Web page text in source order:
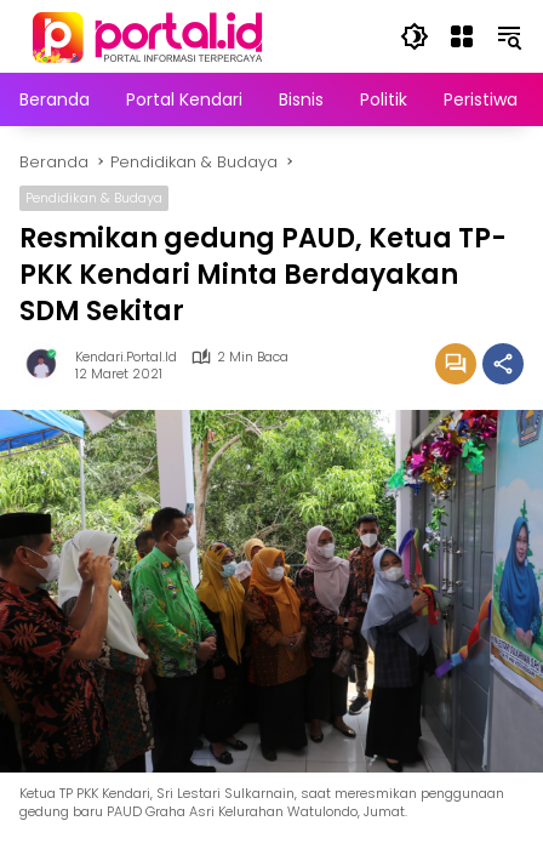
Langsung
konten
Beranda
Portal Kendari Bisnis Politik Peristiwa
Beranda Pendidikan & Budaya
Pendidikan & Budaya
Resmikan gedung PAUD, Ketua TP-
PKK Kendari Minta Berdayakan
SDM Sekitar
Kendari.portal.id
2 Min Baca
12 Maret 2021
Ketua TP PKK Kendari, Sri Lestari Sulkarnain, saat meresmikan penggunaan
gedung baru PAUD Graha Asri Kelurahan Watulondo, Jumat.